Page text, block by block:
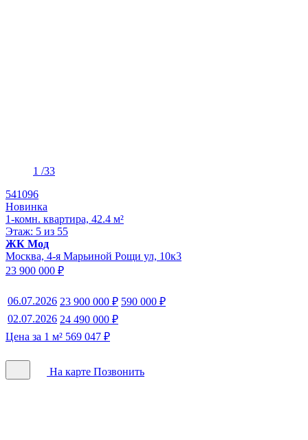
1 /33
541096
Новинка
1-комн. квартира, 42.4 м²
Этаж: 5 из 55
ЖК Мод
Москва, 4-я Марьиной Рощи ул, 10к3
23 900 000 ₽
06.07.2026 23 900 000 ₽ 590 000 ₽
02.07.2026 24 490 000 ₽
Цена за 1 м² 569 047 ₽
На карте Позвонить